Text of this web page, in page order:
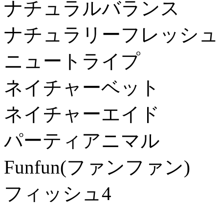
ナチュラルバランス
ナチュラリーフレッシュ
ニュートライプ
ネイチャーベット
ネイチャーエイド
パーティアニマル
Funfun(ファンファン)
フィッシュ4